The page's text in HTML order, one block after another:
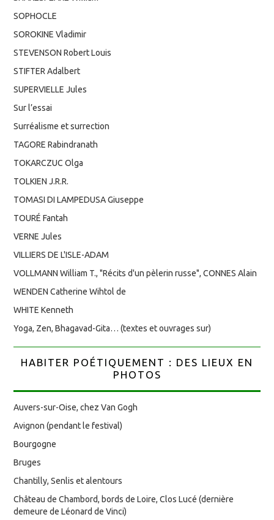
SOPHOCLE
SOROKINE Vladimir
STEVENSON Robert Louis
STIFTER Adalbert
SUPERVIELLE Jules
Sur l’essai
Surréalisme et surrection
TAGORE Rabindranath
TOKARCZUC Olga
TOLKIEN J.R.R.
TOMASI DI LAMPEDUSA Giuseppe
TOURÉ Fantah
VERNE Jules
VILLIERS DE L'ISLE-ADAM
VOLLMANN William T., "Récits d'un pèlerin russe", CONNES Alain
WENDEN Catherine Wihtol de
WHITE Kenneth
Yoga, Zen, Bhagavad-Gita… (textes et ouvrages sur)
HABITER POÉTIQUEMENT : DES LIEUX EN
PHOTOS
Auvers-sur-Oise, chez Van Gogh
Avignon (pendant le festival)
Bourgogne
Bruges
Chantilly, Senlis et alentours
Château de Chambord, bords de Loire, Clos Lucé (dernière
demeure de Léonard de Vinci)